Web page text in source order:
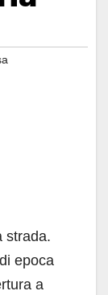
strada.
epoca
a